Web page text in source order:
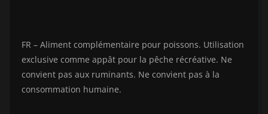
FR – Aliment complémentaire pour poissons. Utilisation
exclusive comme appât pour la pêche récréative. Ne
convient pas aux ruminants. Ne convient pas à la
consommation humaine.